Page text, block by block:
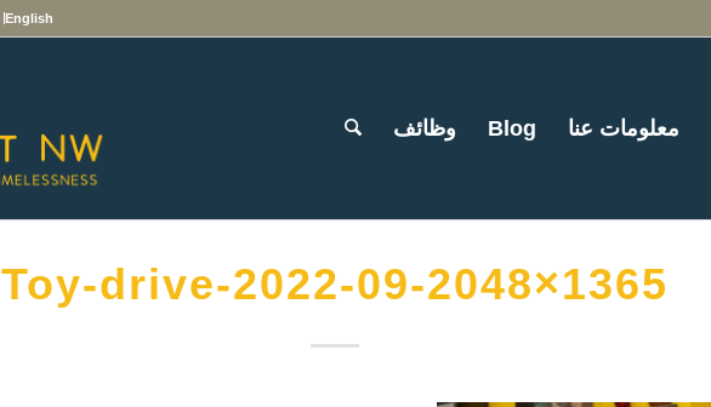
English
معلومات عنا Blog وظائف
Toy-drive-2022-09-2048×1365